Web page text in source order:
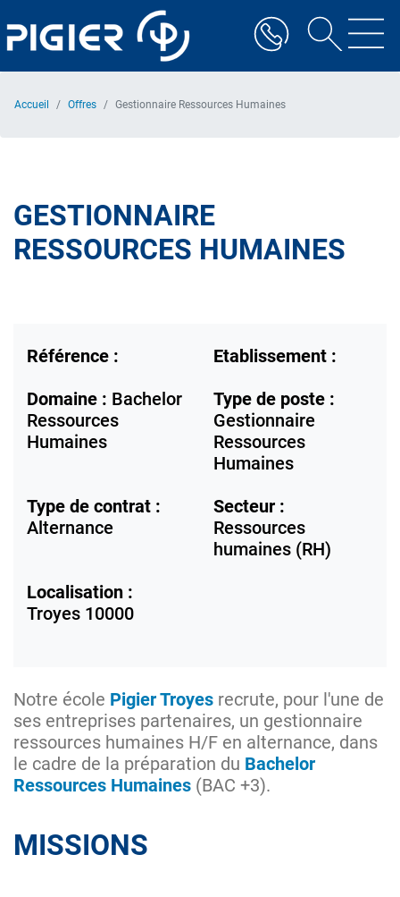
au
contenu
Accueil Offres Gestionnaire Ressources Humaines
GESTIONNAIRE
RESSOURCES HUMAINES
Référence :
Etablissement :
Domaine : Bachelor
Ressources
Humaines
Type de poste :
Gestionnaire
Ressources
Humaines
Type de contrat :
Alternance
Secteur :
Ressources
humaines (RH)
Localisation :
Troyes 10000
Notre école Pigier Troyes recrute, pour l'une de
ses entreprises partenaires, un gestionnaire
ressources humaines H/F en alternance, dans
le cadre de la préparation du Bachelor
Ressources Humaines (BAC +3).
MISSIONS